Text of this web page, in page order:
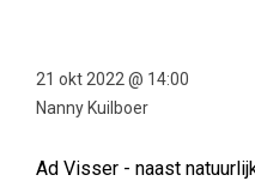
21 okt 2022 @ 14:00
Nanny Kuilboer
Ad Visser - naast